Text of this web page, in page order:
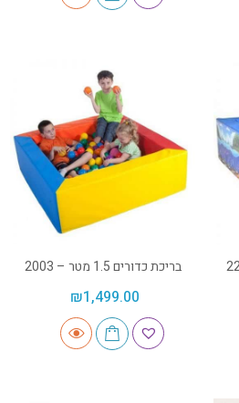
בריכת כדורים 1.5 מטר – 2003
₪1,499.00